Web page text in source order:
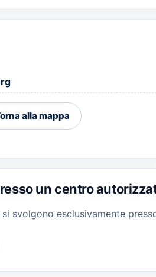
alla mappa
un centro
svolgono esclusivamente